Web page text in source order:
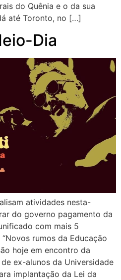
do Quênia e o da sua
até Toronto, no […]
Dia
atividades nesta-
do governo pagamento da
com mais 5
rumos da Educação
hoje em encontro da
ex-alunos da Universidade
implantação da Lei da